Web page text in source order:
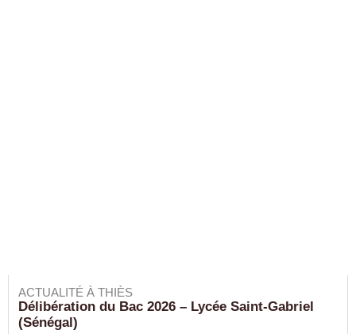
ACTUALITÉ À THIÈS
Délibération du Bac 2026 – Lycée Saint-Gabriel
(Sénégal)